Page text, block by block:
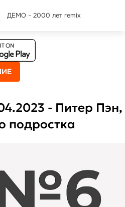
ДЕМО - 2000 лет remix
- Питер Пэн,
подростка